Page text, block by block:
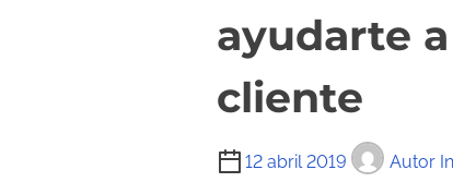
ayudarte
cliente
12 abril 2019 Autor
T